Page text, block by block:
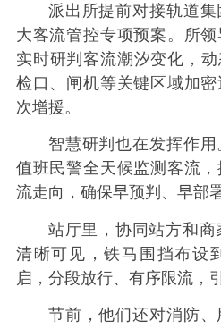
派出所提前对接轨道
大客流管控专项预案。所领
实时研判客流潮汐变化，
检口、闸机等关键区域加
次增援。
智慧研判也在发挥作用
值班民警全天候监测客流
流走向，确保早预判、早部
站厅里，协同站方和
清晰可见，铁马围挡布设
启，分段放行、有序限流，
节前，他们还对消防